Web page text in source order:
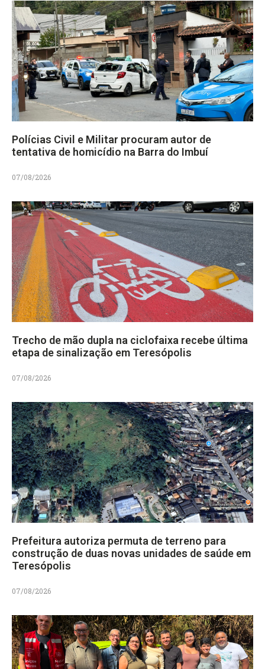
Polícias Civil e Militar procuram autor de
tentativa de homicídio na Barra do Imbuí
07/08/2026
Trecho de mão dupla na ciclofaixa recebe última
etapa de sinalização em Teresópolis
07/08/2026
Prefeitura autoriza permuta de terreno para
construção de duas novas unidades de saúde em
Teresópolis
07/08/2026